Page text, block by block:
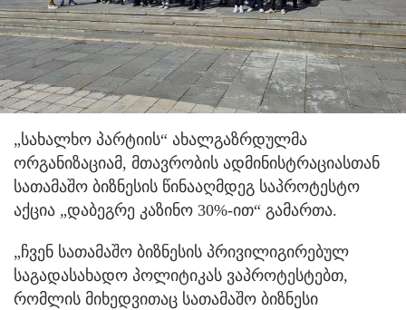
„სახალხო პარტიის“ ახალგაზრდულმა
ორგანიზაციამ, მთავრობის ადმინისტრაციასთან
სათამაშო ბიზნესის წინააღმდეგ საპროტესტო
აქცია „დაბეგრე კაზინო 30%-ით“ გამართა.
„ჩვენ სათამაშო ბიზნესის პრივილიგირებულ
საგადასახადო პოლიტიკას ვაპროტესტებთ,
რომლის მიხედვითაც სათამაშო ბიზნესი